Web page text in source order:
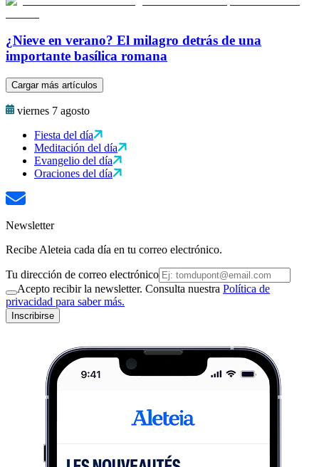
¿Nieve en verano? El milagro detrás de una
importante basílica romana
Cargar más artículos
viernes 7 agosto
Fiesta del día
Meditación del día
Evangelio del día
Oraciones del día
Newsletter
Recibe Aleteia cada día en tu correo electrónico.
Tu dirección de correo electrónico
Acepto recibir la newsletter. Consulta nuestra Política de
privacidad para saber más.
Inscribirse